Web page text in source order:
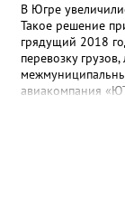
В Югре
Такое решение
грядущий 2018
перевозку
авиакомпания
Югре не только